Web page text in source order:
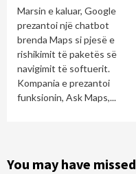
Marsin e kaluar, Google
prezantoi një chatbot
brenda Maps si pjesë e
rishikimit të paketës së
navigimit të softuerit.
Kompania e prezantoi
funksionin, Ask Maps,...
You may have missed